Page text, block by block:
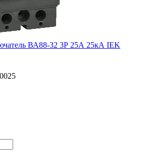
ВА88-32 3Р 25А 25кА IEK